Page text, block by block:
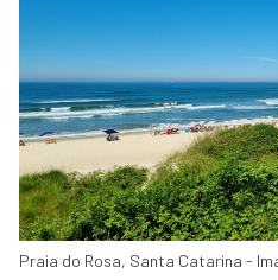
Praia do Rosa, Santa Catarina -